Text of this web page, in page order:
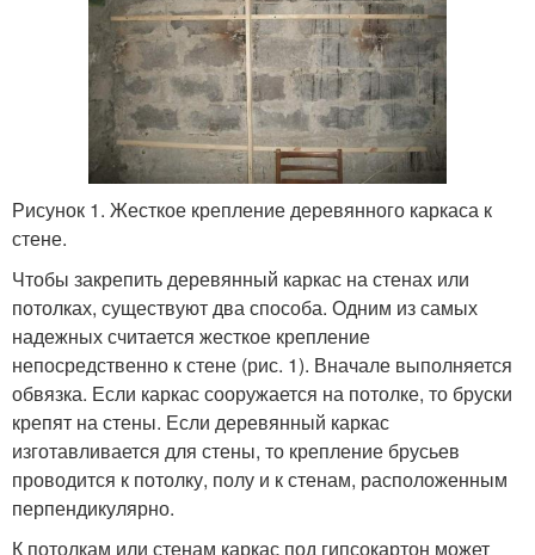
Рисунок 1. Жесткое крепление деревянного каркаса к
стене.
Чтобы закрепить деревянный каркас на стенах или
потолках, существуют два способа. Одним из самых
надежных считается жесткое крепление
непосредственно к стене (рис. 1). Вначале выполняется
обвязка. Если каркас сооружается на потолке, то бруски
крепят на стены. Если деревянный каркас
изготавливается для стены, то крепление брусьев
проводится к потолку, полу и к стенам, расположенным
перпендикулярно.
К потолкам или стенам каркас под гипсокартон может